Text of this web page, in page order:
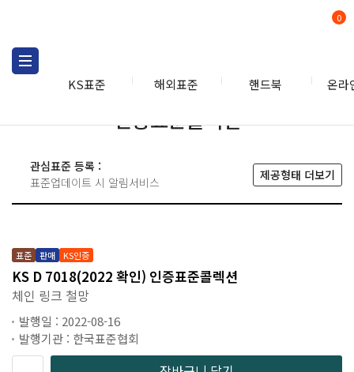
KS표준 해외표준 핸드북 온라
0
인증표준콜렉션
관심표준 등록 :
표준업데이트 시 알림서비스
제공형태 더보기
표준 판매 KS인증
KS D 7018(2022 확인) 인증표준콜렉션
체인 링크 철망
발행일 : 2022-08-16
발행기관 : 한국표준협회